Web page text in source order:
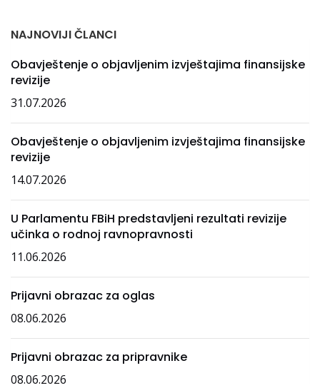
NAJNOVIJI ČLANCI
Obavještenje o objavljenim izvještajima finansijske
revizije
31.07.2026
Obavještenje o objavljenim izvještajima finansijske
revizije
14.07.2026
U Parlamentu FBiH predstavljeni rezultati revizije
učinka o rodnoj ravnopravnosti
11.06.2026
Prijavni obrazac za oglas
08.06.2026
Prijavni obrazac za pripravnike
08.06.2026